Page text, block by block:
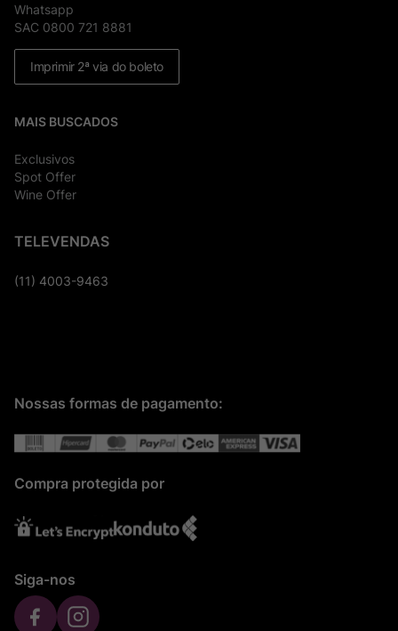
Whatsapp
SAC 0800 721 8881
Imprimir 2ª via do boleto
MAIS BUSCADOS
Exclusivos
Spot Offer
Wine Offer
TELEVENDAS
(11) 4003-9463
Nossas formas de pagamento:
Compra protegida por
Siga-nos